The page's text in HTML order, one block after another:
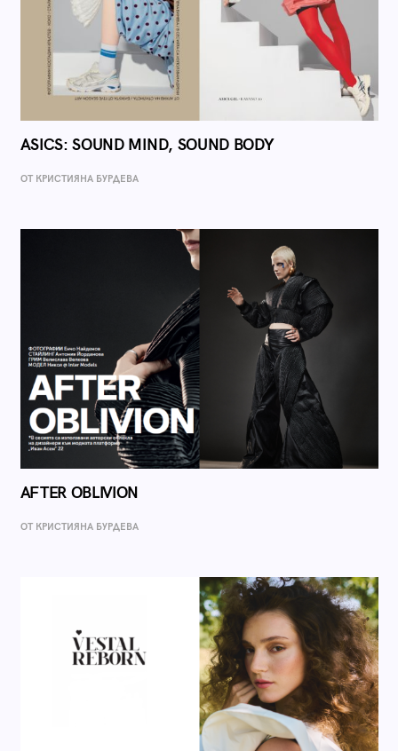
ASICS: SOUND MIND, SOUND BODY
ОТ КРИСТИЯНА БУРДЕВА
AFTER OBLIVION
ОТ КРИСТИЯНА БУРДЕВА